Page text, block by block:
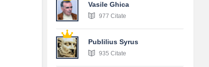
Vasile Ghica
977 Citate
Publilius Syrus
935 Citate